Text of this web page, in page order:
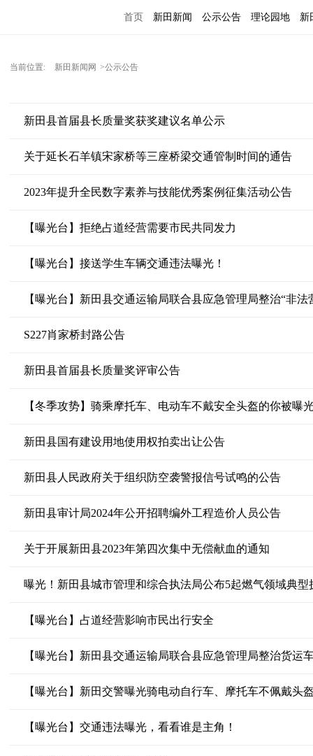
首页 新田新闻 公示公告 理论园地 新
当前位置: 新田新闻网 >公示公告
新田县首届县长质量奖获奖建议名单公示
关于延长石羊镇宋家桥等三座桥梁交通管制时间的通告
2023年提升全民数字素养与技能优秀案例征集活动公告
【曝光台】拒绝占道经营需要市民共同发力
【曝光台】接送学生车辆交通违法曝光！
【曝光台】新田县交通运输局联合县应急管理局整治“非
S227肖家桥封路公告
新田县首届县长质量奖评审公告
【冬季攻势】骑乘摩托车、电动车不戴安全头盔的你被曝
新田县国有建设用地使用权拍卖出让公告
新田县人民政府关于组织防空袭警报信号试鸣的公告
新田县审计局2024年公开招聘编外工程造价人员公告
关于开展新田县2023年第四次集中无偿献血的通知
曝光！新田县城市管理和综合执法局公布5起燃气领域典型
【曝光台】占道经营影响市民出行安全
【曝光台】新田县交通运输局联合县应急管理局整治货运
【曝光台】新田交警曝光骑电动自行车、摩托车不佩戴头
【曝光台】交通违法曝光，看看谁是主角！